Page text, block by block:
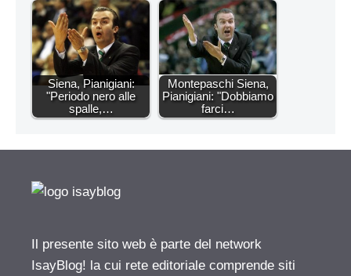
Siena, Pianigiani:
"Periodo nero alle
spalle,…
Montepaschi Siena,
Pianigiani: "Dobbiamo
farci…
Il presente sito web è parte del network
IsayBlog! la cui rete editoriale comprende siti